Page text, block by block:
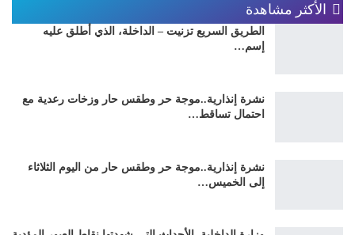
الأكثر مشاهدة
الطريق السريع تزنيت – الداخلة، الذي أطلق عليه
إسم…
نشرة إنذارية..موجة حر وطقس حار وزخات رعدية مع
احتمال تساقط…
نشرة إنذارية..موجة حر وطقس حار من اليوم الثلاثاء
إلى الخميس…